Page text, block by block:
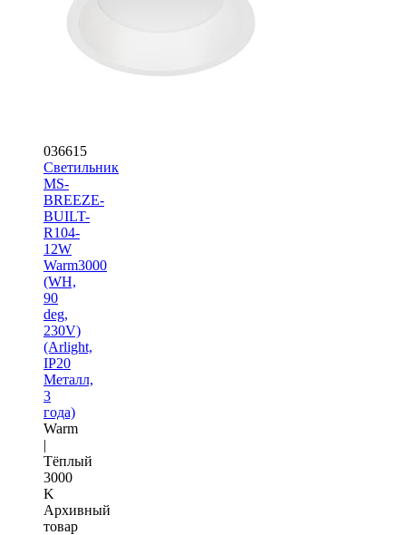
036615
Светильник
MS-
BREEZE-
BUILT-
R104-
12W
Warm3000
(WH,
90
deg,
230V)
(Arlight,
IP20
Металл,
3
года)
Warm
|
Тёплый
3000
K
Архивный
товар